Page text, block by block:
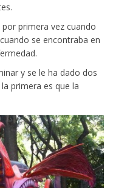
por primera vez cuando
se encontraba en
y se le ha dado dos
primera es que la